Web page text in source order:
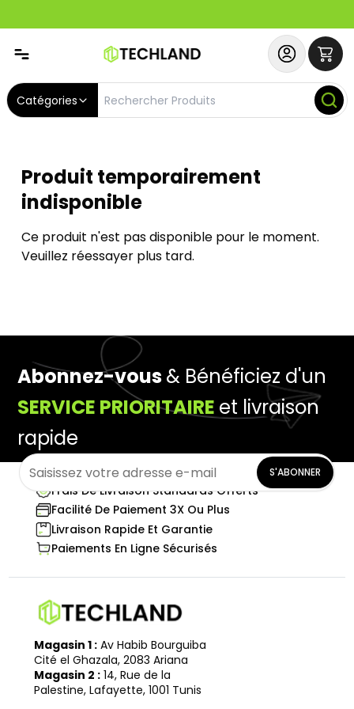
Catégories
Produit temporairement
indisponible
Ce produit n'est pas disponible pour le moment.
Veuillez réessayer plus tard.
Abonnez-vous& Bénéficiez d'un
SERVICE PRIORITAIRE et livraison
rapide
S'ABONNER
Frais De Livraison Standards Offerts
Facilité De Paiement 3X Ou Plus
Livraison Rapide Et Garantie
Paiements En Ligne Sécurisés
Magasin 1 : Av Habib Bourguiba
Cité el Ghazala, 2083 Ariana
Magasin 2 : 14, Rue de la
Palestine, Lafayette, 1001 Tunis